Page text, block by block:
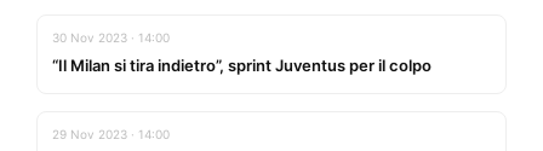
30 Nov 2023 · 14:00
“Il Milan si tira indietro”, sprint Juventus per il colpo
29 Nov 2023 · 14:00